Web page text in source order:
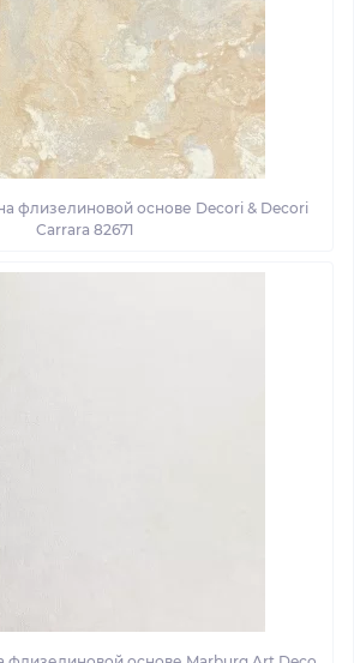
флизелиновой основе Decori & Decori
Carrara 82671